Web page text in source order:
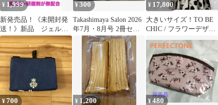
¥ 1,999
新発売品！《未開封発
送！》新品 ジェルコ
ートF 90g×2個 weltec
¥300
Takashimaya Salon 2026
年7月・8月号 2冊セッ
¥ 17,800
大きいサイズ！TO BE
CHIC / フラワーデザイ
ンワンピース/size46
¥700 ¥ 1,200 ¥480